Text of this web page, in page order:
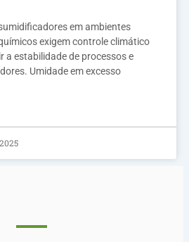
em ambientes
exigem controle climático
a estabilidade de processos e
Umidade em excesso